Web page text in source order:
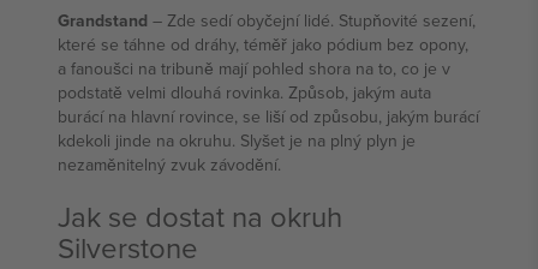
Grandstand – Zde sedí obyčejní lidé. Stupňovité sezení,
které se táhne od dráhy, téměř jako pódium bez opony,
a fanoušci na tribuně mají pohled shora na to, co je v
podstatě velmi dlouhá rovinka. Způsob, jakým auta
burácí na hlavní rovince, se liší od způsobu, jakým burácí
kdekoli jinde na okruhu. Slyšet je na plný plyn je
nezaměnitelný zvuk závodění.
Jak se dostat na okruh
Silverstone